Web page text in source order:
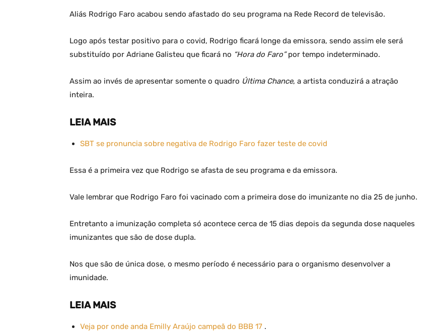
Aliás Rodrigo Faro acabou sendo afastado do seu programa na Rede Record de televisão.
Logo após testar positivo para o covid, Rodrigo ficará longe da emissora, sendo assim ele será
substituído por Adriane Galisteu que ficará no “Hora do Faro”por tempo indeterminado.
Assim ao invés de apresentar somente o quadro Última Chance, a artista conduzirá a atração
inteira.
LEIA MAIS
SBT se pronuncia sobre negativa de Rodrigo Faro fazer teste de covid
Essa é a primeira vez que Rodrigo se afasta de seu programa e da emissora.
Vale lembrar que Rodrigo Faro foi vacinado com a primeira dose do imunizante no dia 25 de junho.
Entretanto a imunização completa só acontece cerca de 15 dias depois da segunda dose naqueles
imunizantes que são de dose dupla.
Nos que são de única dose, o mesmo período é necessário para o organismo desenvolver a
imunidade.
LEIA MAIS
Veja por onde anda Emilly Araújo campeã do BBB 17 .